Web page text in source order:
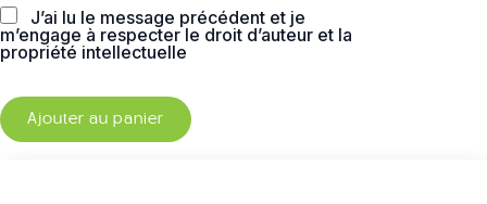
J’ai lu le message précédent et je
m’engage à respecter le droit d’auteur et la
propriété intellectuelle
Ajouter au panier